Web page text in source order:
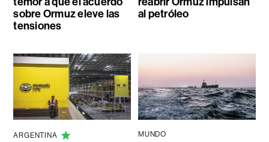
sobre Ormuz eleve las
tensiones
al petróleo
ARGENTINA MUNDO